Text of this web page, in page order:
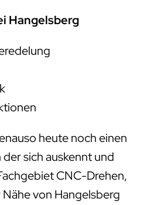
Hangelsberg
heute noch einen
sich auskennt und
CNC-Drehen,
von Hangelsberg